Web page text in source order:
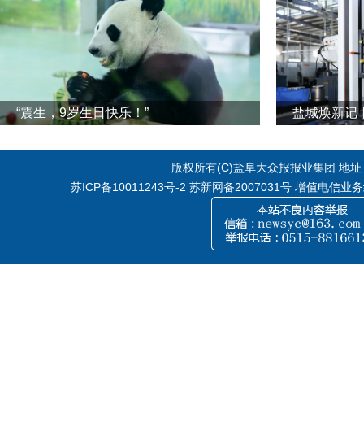
“震生，9岁生日快乐！”
版权所有(C)盐阜大众报报业集团 地
苏ICP备10011243号-2 苏新网备2007031号 增值电信业